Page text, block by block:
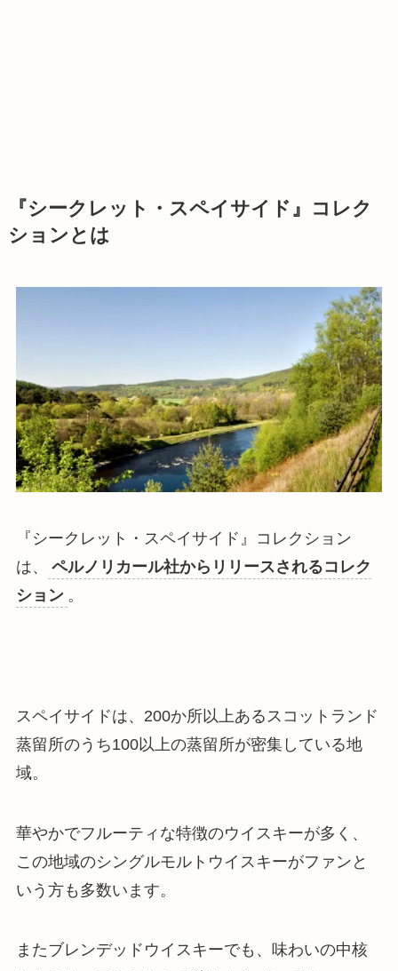
『シークレット・スペイサイド』コレク
ションとは
『シークレット・スペイサイド』コレクション
は、
ペルノリカール社からリリースされるコレク
ション 。
スペイサイドは、 200か所以上あるスコットランド
蒸留所のうち100以上の蒸留所が密集している地
域。
華やかでフルーティな特徴のウイスキーが多く、
この地域のシングルモルトウイスキーがファンと
いう方も多数います。
またブレンデッドウイスキーでも、味わいの中核